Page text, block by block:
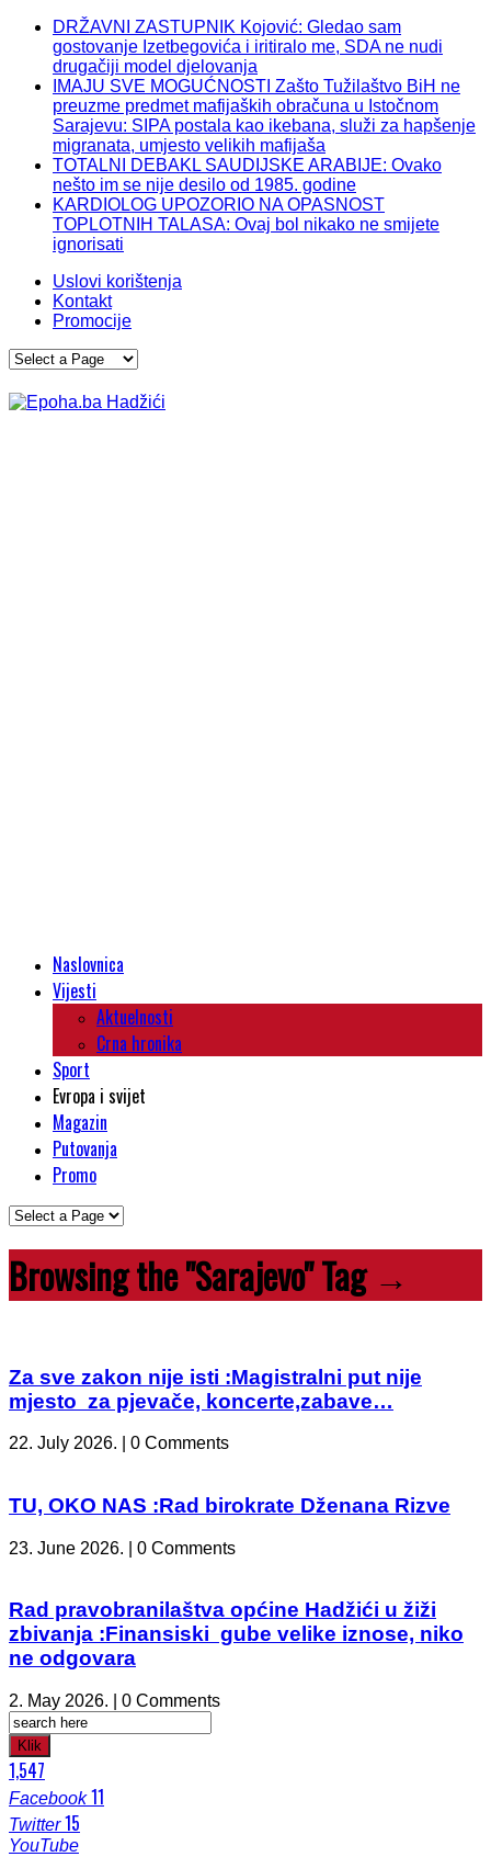
DRŽAVNI ZASTUPNIK Kojović: Gledao sam
gostovanje Izetbegovića i iritiralo me, SDA ne nudi
drugačiji model djelovanja
IMAJU SVE MOGUĆNOSTI Zašto Tužilaštvo BiH ne
preuzme predmet mafijaških obračuna u Istočnom
Sarajevu: SIPA postala kao ikebana, služi za hapšenje
migranata, umjesto velikih mafijaša
TOTALNI DEBAKL SAUDIJSKE ARABIJE: Ovako
nešto im se nije desilo od 1985. godine
KARDIOLOG UPOZORIO NA OPASNOST
TOPLOTNIH TALASA: Ovaj bol nikako ne smijete
ignorisati
Uslovi korištenja
Kontakt
Promocije
Naslovnica
Vijesti
Aktuelnosti
Crna hronika
Sport
Evropa i svijet
Magazin
Putovanja
Promo
Browsing the "Sarajevo" Tag →
Za sve zakon nije isti :Magistralni put nije
mjesto za pjevače, koncerte,zabave…
22. July 2026. | 0 Comments
TU, OKO NAS :Rad birokrate Dženana Rizve
23. June 2026. | 0 Comments
Rad pravobranilaštva općine Hadžići u žiži
zbivanja :Finansiski gube velike iznose, niko
ne odgovara
2. May 2026. | 0 Comments
Klik
1,547
Facebook 11
Twitter 15
YouTube